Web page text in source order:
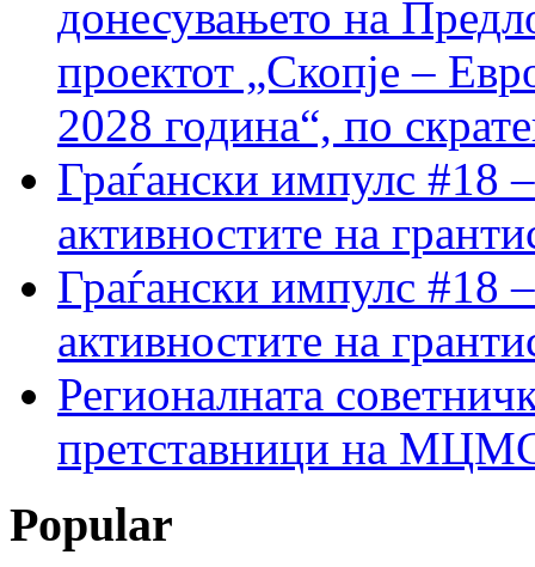
донесувањето на
проектот „Скопје –
2028 година“, по
Граѓански импулс #18
активностите на
Граѓански импулс #18
активностите на
Регионалната
претставници на МЦМС
Popular